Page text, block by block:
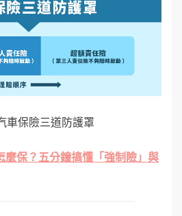
車保險三道防護罩
麼保？五分鐘搞懂「強制險」與